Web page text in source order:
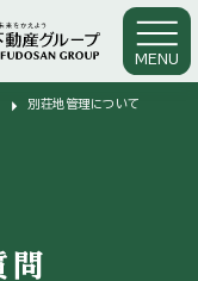
MENU
arrow_right 別荘地管理について
問